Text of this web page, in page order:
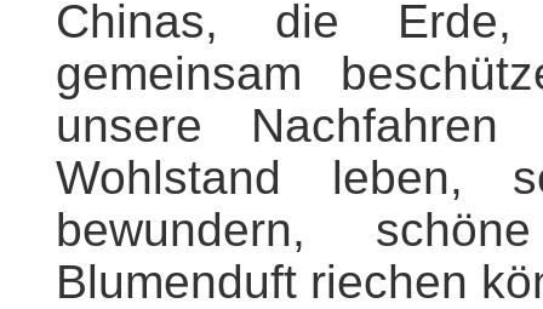
Chinas, die Erde,
gemeinsam
unsere
Wohlstand leben,
bewundern,
Blumenduft riechen